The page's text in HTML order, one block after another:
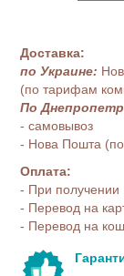
Доставка:
по Украине:
(по тарифам
По
- самовывоз
- Нова Пошта
Оплата:
- При получении
- Перевод на
- Перевод на